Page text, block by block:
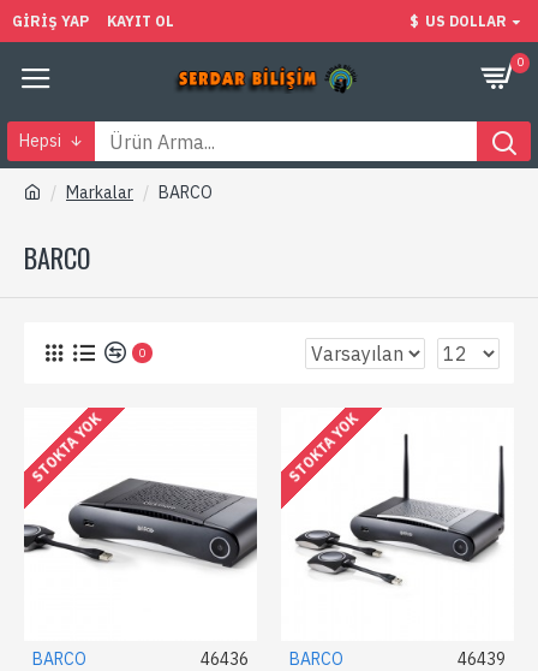
GIRIŞ YAP KAYIT OL $ US DOLLAR
0
Hepsi
Markalar BARCO
BARCO
0
STOKTA YOK
BARCO 46436
STOKTA YOK
BARCO 46439